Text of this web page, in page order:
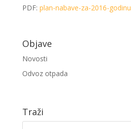
PDF: plan-nabave-za-2016-godinu
Objave
Novosti
Odvoz otpada
Traži